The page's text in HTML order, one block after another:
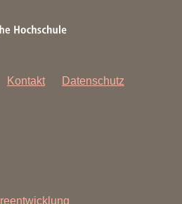
Kontakt
Datenschutz